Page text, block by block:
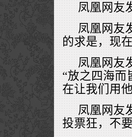
凤凰网友
凤凰网友
的求是，现
凤凰网友
“放之四海而
在让我们用
凤凰网友
投票狂，不